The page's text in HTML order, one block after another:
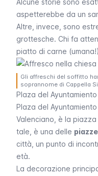
Alcune storie sono
aspetterebbe da un
Altre, invece, sono
grottesche. Chi fa
piatto di carne
Gli affreschi del soffitto
soprannome di Cappella
Plaza del Ayuntamiento
Plaza del Ayuntamiento
Valenciano, è la
tale, è una delle
città, un punto di
età.
La decorazione